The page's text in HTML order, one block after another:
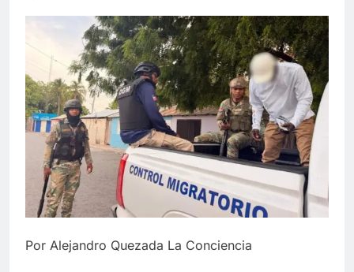
Por Alejandro Quezada La Conciencia